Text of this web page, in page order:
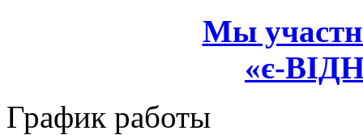
Мы
«є-
График работы